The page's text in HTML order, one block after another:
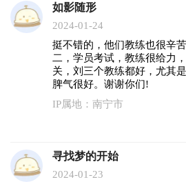
如影随形
2024-01-24
挺不错的，他们教练也很辛
二，学员考试，教练很给力
关，刘三个教练都好，尤其
脾气很好。谢谢你们!
IP属地：南宁市
寻找梦的开始
2024-01-23